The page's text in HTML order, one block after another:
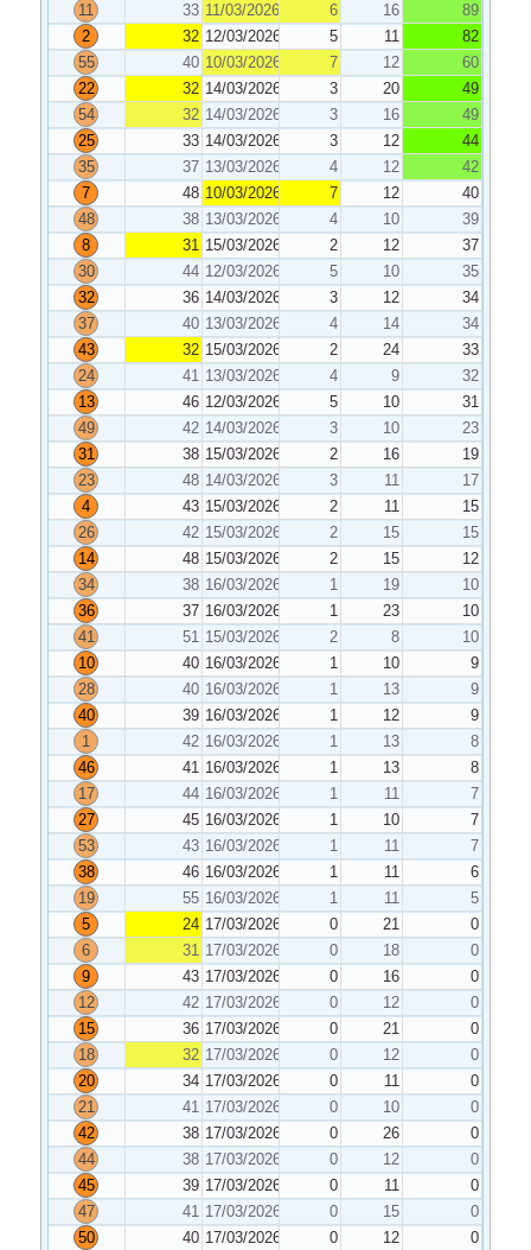
11
33 11/03/2026 6 16
89
2
32 12/03/2026 5 11
82
55
40 10/03/2026 7 12
60
22
32 14/03/2026 3 20
49
54
32 14/03/2026 3 16
49
25
33 14/03/2026 3 12
44
35
37 13/03/2026 4 12
42
7
48 10/03/2026 7 12
40
48
38 13/03/2026 4 10
39
8
31 15/03/2026 2 12
37
30
44 12/03/2026 5 10
35
32
36 14/03/2026 3 12
34
37
40 13/03/2026 4 14
34
43
32 15/03/2026 2 24
33
24
41 13/03/2026 4 9
32
13
46 12/03/2026 5 10
31
49
42 14/03/2026 3 10
23
31
38 15/03/2026 2 16
19
23
48 14/03/2026 3 11
17
4
43 15/03/2026 2 11
15
26
42 15/03/2026 2 15
15
14
48 15/03/2026 2 15
12
34
38 16/03/2026 1 19
10
36
37 16/03/2026 1 23
10
41
51 15/03/2026 2 8
10
10
40 16/03/2026 1 10
9
28
40 16/03/2026 1 13
9
40
39 16/03/2026 1 12
9
1
42 16/03/2026 1 13
8
46
41 16/03/2026 1 13
8
17
44 16/03/2026 1 11
7
27
45 16/03/2026 1 10
7
53
43 16/03/2026 1 11
7
38
46 16/03/2026 1 11
6
19
55 16/03/2026 1 11
5
5
24 17/03/2026 0 21
0
6
31 17/03/2026 0 18
0
9
43 17/03/2026 0 16
0
12
42 17/03/2026 0 12
0
15
36 17/03/2026 0 21
0
18
32 17/03/2026 0 12
0
20
34 17/03/2026 0 11
0
21
41 17/03/2026 0 10
0
42
38 17/03/2026 0 26
0
44
38 17/03/2026 0 12
0
45
39 17/03/2026 0 11
0
47
41 17/03/2026 0 15
0
50
40 17/03/2026 0 12
0